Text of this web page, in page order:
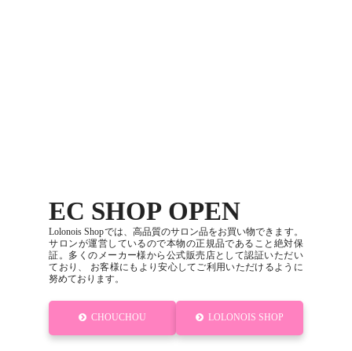
EC SHOP OPEN
Lolonois Shopでは、高品質のサロン品をお買い物できます。
サロンが運営しているので本物の正規品であること絶対保
証。多くのメーカー様から公式販売店として認証いただい
ており、 お客様にもより安心してご利用いただけるように
努めております。
CHOUCHOU LOLONOIS SHOP